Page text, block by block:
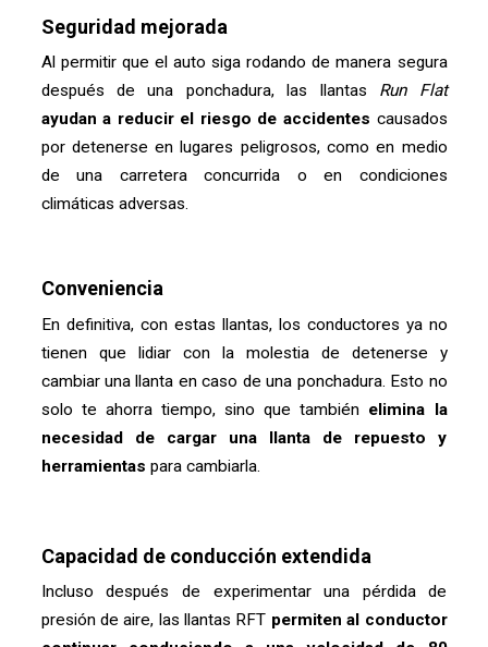
Seguridad mejorada
Al permitir que el auto siga rodando de manera segura
después de una ponchadura, las llantas Run Flat
ayudan a reducir el riesgo de accidentes causados
por detenerse en lugares peligrosos, como en medio
de una carretera concurrida o en condiciones
climáticas adversas.
Conveniencia
En definitiva, con estas llantas, los conductores ya no
tienen que lidiar con la molestia de detenerse y
cambiar una llanta en caso de una ponchadura. Esto no
solo te ahorra tiempo, sino que también elimina la
necesidad de cargar una llanta de repuesto y
herramientas para cambiarla.
Capacidad de conducción extendida
Incluso después de experimentar una pérdida de
presión de aire, las llantas RFT permiten al conductor